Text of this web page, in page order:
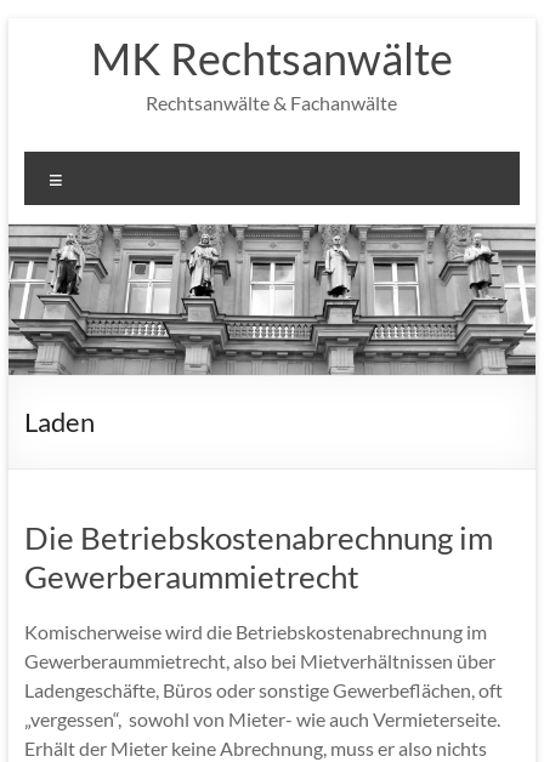
MK Rechtsanwälte
Rechtsanwälte & Fachanwälte
Laden
Die Betriebskostenabrechnung im
Gewerberaummietrecht
Komischerweise wird die Betriebskostenabrechnung im
Gewerberaummietrecht, also bei Mietverhältnissen über
Ladengeschäfte, Büros oder sonstige Gewerbeflächen, oft
„vergessen“, sowohl von Mieter- wie auch Vermieterseite.
Erhält der Mieter keine Abrechnung, muss er also nichts